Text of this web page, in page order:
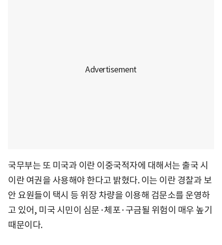
국무부는 또 미국과 이란 이중국적자에 대해서는 출국 시
이란 여권을 사용해야 한다고 밝혔다. 이는 이란 경찰과 보
안 요원들이 택시 등 위장 차량을 이용해 검문소를 운영하
고 있어, 미국 시민이 심문·체포·구금될 위험이 매우 높기
때문이다.